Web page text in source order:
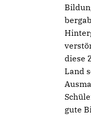
diese
Land
gute